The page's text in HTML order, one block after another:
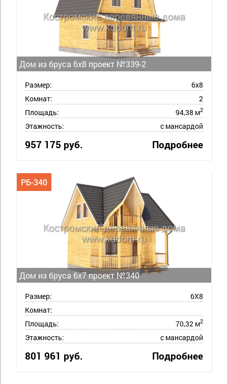
Дом из бруса 6х8 проект №339-2
Размер:
6х8
Комнат:
2
Площадь:
94,38 м2
Этажность: с мансардой
957 175 руб. Подробнее
Дом из бруса 6х7 проект №340
РБ-340
Размер:
6Х8
Комнат:
Площадь:
70,32 м2
Этажность: с мансардой
801 961 руб. Подробнее